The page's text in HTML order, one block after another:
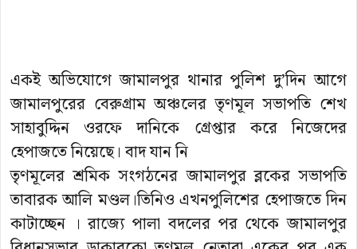
একই অভিযোগে জামালপুর থানার পুলিশ দু’দিন আগে
জামালপুরের বেরুগ্রাম অঞ্চলের তৃণমূল সভাপতি শেখ
সাহাবুদ্দিন ওরফে দানিকে গ্রেপ্তার করে নিজেদের
হেপাজতে নিয়েছে। বাদ যান নি
তৃণমূলের শ্রমিক সংগঠনের জামালপুর ব্লকের সভাপতি
তাবারক আলি মণ্ডল।তিনিও এখনপুলিশের হেপাজতে দিন
কাটাচ্ছেন । রাজ্যে পালা বদলের পর থেকে জামালপুর